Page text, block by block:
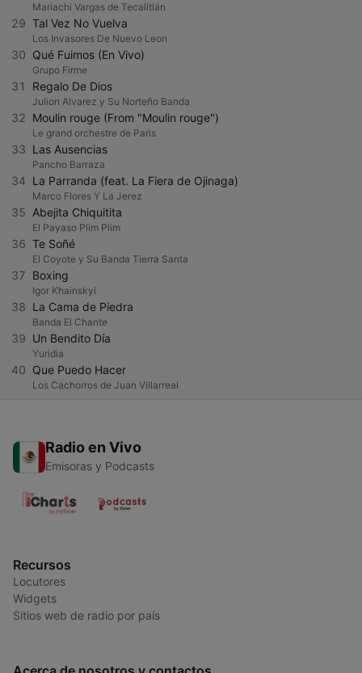
Mariachi Vargas de Tecalitlán
29 Tal Vez No Vuelva
Los Invasores De Nuevo Leon
30 Qué Fuimos (En Vivo)
Grupo Firme
31 Regalo De Dios
Julion Alvarez y Su Norteño Banda
32 Moulin rouge (From "Moulin rouge")
Le grand orchestre de Paris
33 Las Ausencias
Pancho Barraza
34 La Parranda (feat. La Fiera de Ojinaga)
Marco Flores Y La Jerez
35 Abejita Chiquitita
El Payaso Plim Plim
36 Te Soñé
El Coyote y Su Banda Tierra Santa
37 Boxing
Igor Khainskyi
38 La Cama de Piedra
Banda El Chante
39 Un Bendito Día
Yuridia
40 Que Puedo Hacer
Los Cachorros de Juan Villarreal
Radio en Vivo
Emisoras y Podcasts
Recursos
Locutores
Widgets
Sitios web de radio por país